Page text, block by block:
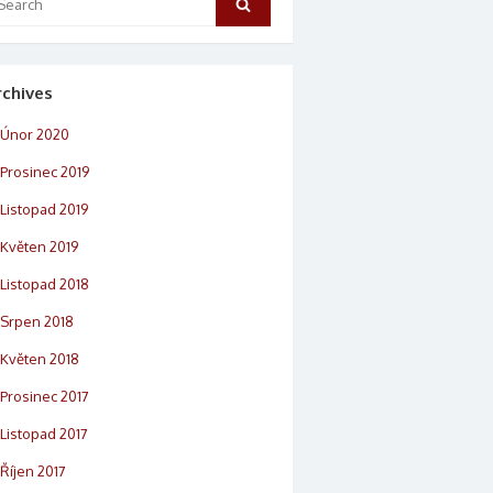
Únor 2020
Prosinec 2019
Listopad 2019
Květen 2019
Listopad 2018
Srpen 2018
Květen 2018
Prosinec 2017
Listopad 2017
Říjen 2017